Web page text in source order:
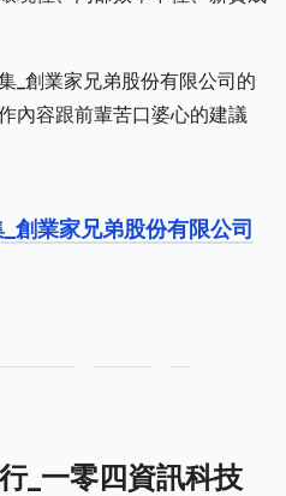
_創業家兄弟股份有限公司的
內容跟前輩苦口婆心的建議
創業家兄弟股份有限公司
_一零四資訊科技